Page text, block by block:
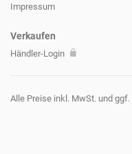
Impressum
Verkaufen
Händler-Login
Alle Preise inkl. MwSt. und